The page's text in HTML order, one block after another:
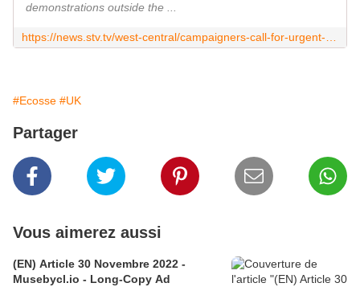
demonstrations outside the ...
#Ecosse #UK
Partager
Vous aimerez aussi
(EN) Article 30 Novembre 2022 -
Musebycl.io - Long-Copy Ad